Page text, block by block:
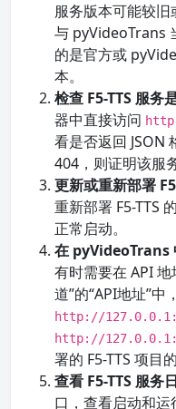
服务版本可能较
与 pyVideoTrans
的是官方或
本。
检查 F5-TTS 服
器中直接访问
看是否返回 JSON
404，则证明该服
更新或重新部署
重新部署 F5-TTS
正常启动。
在 pyVideoTrans
有时需要在 API
道”的“API地址”中
http://
http://
署的 F5-TTS 项目
查看 F5-TTS 服务
口，查看启动和运